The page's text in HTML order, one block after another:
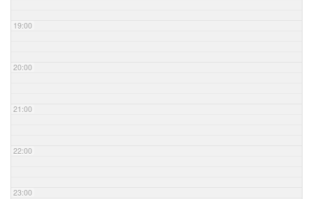
19:00
20:00
21:00
22:00
23:00